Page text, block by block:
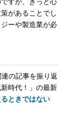
があることでし
ーや製造業が必
の記事を振り返
時代！」の最新
ときではない